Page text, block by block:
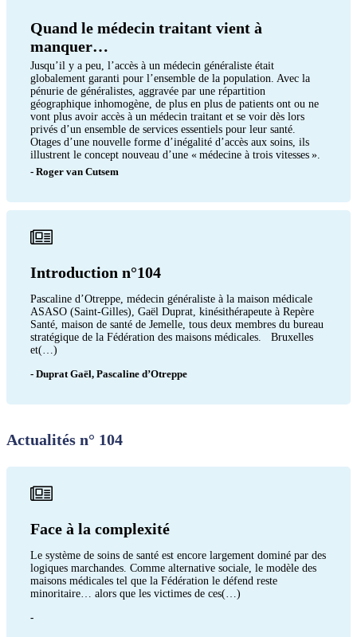
Quand le médecin traitant vient à
manquer…
Jusqu’il y a peu, l’accès à un médecin généraliste était
globalement garanti pour l’ensemble de la population. Avec la
pénurie de généralistes, aggravée par une répartition
géographique inhomogène, de plus en plus de patients ont ou ne
vont plus avoir accès à un médecin traitant et se voir dès lors
privés d’un ensemble de services essentiels pour leur santé.
Otages d’une nouvelle forme d’inégalité d’accès aux soins, ils
illustrent le concept nouveau d’une « médecine à trois vitesses ».
- Roger van Cutsem
Introduction n°104
Pascaline d’Otreppe, médecin généraliste à la maison médicale
ASASO (Saint-Gilles), Gaël Duprat, kinésithérapeute à Repère
Santé, maison de santé de Jemelle, tous deux membres du bureau
stratégique de la Fédération des maisons médicales. Bruxelles
et(…)
- Duprat Gaël, Pascaline d’Otreppe
Actualités n° 104
Face à la complexité
Le système de soins de santé est encore largement dominé par des
logiques marchandes. Comme alternative sociale, le modèle des
maisons médicales tel que la Fédération le défend reste
minoritaire… alors que les victimes de ces(…)
-